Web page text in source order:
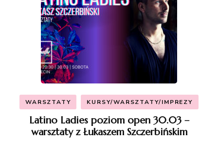
WARSZTATY KURSY/WARSZTATY/IMPREZY
Latino Ladies poziom open 30.03 –
warsztaty z Łukaszem Szczerbińskim